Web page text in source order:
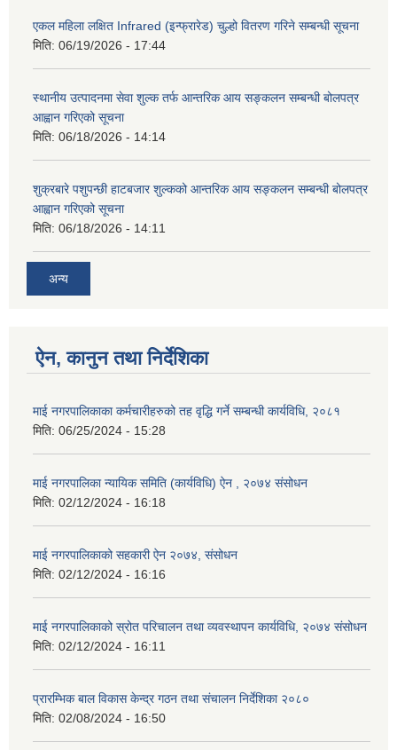
एकल महिला लक्षित Infrared (इन्फ्रारेड) चुल्हो वितरण गरिने सम्बन्धी सूचना
मिति: 06/19/2026 - 17:44
स्थानीय उत्पादनमा सेवा शुल्क तर्फ आन्तरिक आय सङ्कलन सम्बन्धी बोलपत्र
आह्वान गरिएको सूचना
मिति: 06/18/2026 - 14:14
शुक्रबारे पशुपन्छी हाटबजार शुल्कको आन्तरिक आय सङ्कलन सम्बन्धी बोलपत्र
आह्वान गरिएको सूचना
मिति: 06/18/2026 - 14:11
अन्य
ऐन, कानुन तथा निर्देशिका
माई नगरपालिकाका कर्मचारीहरुको तह वृद्धि गर्ने सम्बन्धी कार्यविधि, २०८१
मिति: 06/25/2024 - 15:28
माई नगरपालिका न्यायिक समिति (कार्यविधि) ऐन , २०७४ संसोधन
मिति: 02/12/2024 - 16:18
माई नगरपालिकाको सहकारी ऐन २०७४, संसोधन
मिति: 02/12/2024 - 16:16
माई नगरपालिकाको स्रोत परिचालन तथा व्यवस्थापन कार्यविधि, २०७४ संसोधन
मिति: 02/12/2024 - 16:11
प्रारम्भिक बाल विकास केन्द्र गठन तथा संचालन निर्देशिका २०८०
मिति: 02/08/2024 - 16:50